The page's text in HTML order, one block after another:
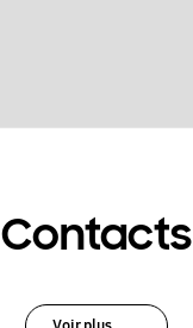
Contacts